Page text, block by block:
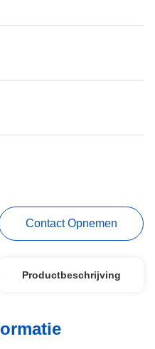
Contact Opnemen
Productbeschrijving